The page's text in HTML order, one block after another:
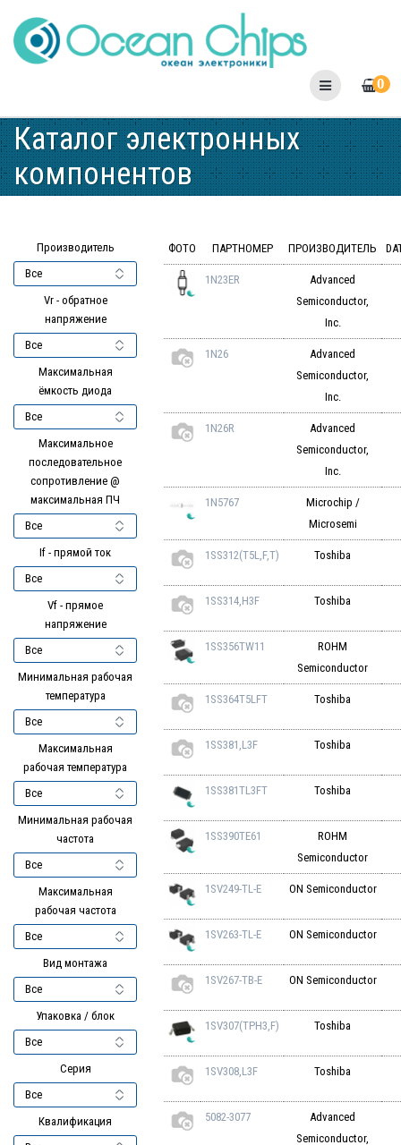
to
content
0
Каталог электронных
компонентов
Производитель
Vr - обратное
напряжение
Максимальная
ёмкость диода
Максимальное
последовательное
сопротивление @
максимальная ПЧ
If - прямой ток
Vf - прямое
напряжение
Минимальная рабочая
температура
Максимальная
рабочая температура
Минимальная рабочая
частота
Максимальная
рабочая частота
Вид монтажа
Упаковка / блок
Серия
Квалификация
ФОТО ПАРТНОМЕР ПРОИЗВОДИТЕЛЬ
1N23ER
Advanced
Semiconductor,
Inc.
1N26
Advanced
Semiconductor,
Inc.
1N26R
Advanced
Semiconductor,
Inc.
1N5767
Microchip /
Microsemi
1SS312(T5L,F,T) Toshiba
1SS314,H3F Toshiba
1SS356TW11
ROHM
Semiconductor
1SS364T5LFT Toshiba
1SS381,L3F Toshiba
1SS381TL3FT Toshiba
1SS390TE61
ROHM
Semiconductor
1SV249-TL-E ON Semiconductor
1SV263-TL-E ON Semiconductor
1SV267-TB-E ON Semiconductor
1SV307(TPH3,F) Toshiba
1SV308,L3F Toshiba
5082-3077
Advanced
Semiconductor,